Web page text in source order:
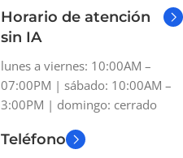
Horario de atención
sin IA
lunes a viernes: 10:00AM –
07:00PM | sábado: 10:00AM –
3:00PM | domingo: cerrado
Teléfono